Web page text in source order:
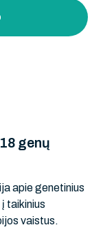
genų
apie genetinius
taikinius
vaistus.